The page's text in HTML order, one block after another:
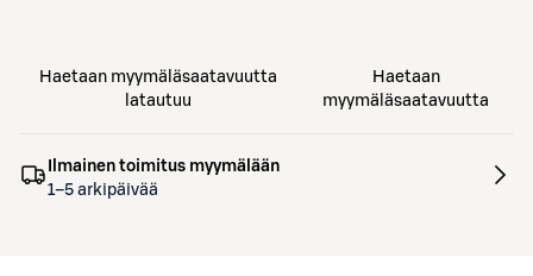
Haetaan myymäläsaatavuutta
latautuu
Haetaan
myymäläsaatavuutta
Ilmainen toimitus myymälään
1–5 arkipäivää